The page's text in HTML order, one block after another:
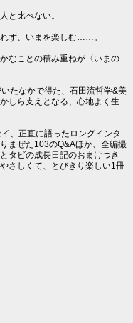
と比べない。
ず、いまを楽しむ……。
なことの積み重ねが〈いまの
たなかで得た、石田流哲学&美
しら支えとなる、心地よく生
、正直に語ったロングインタ
まぜた103のQ&Aほか、全編撮
タビの成長日記のおまけつき
さしくて、とびきり楽しい1冊